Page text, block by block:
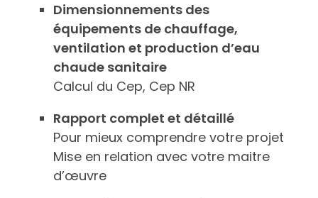
Dimensionnements des
équipements de chauffage,
ventilation et production d’eau
chaude sanitaire
Calcul du Cep, Cep NR
Rapport complet et détaillé
Pour mieux comprendre votre projet
Mise en relation avec votre maitre
d’œuvre